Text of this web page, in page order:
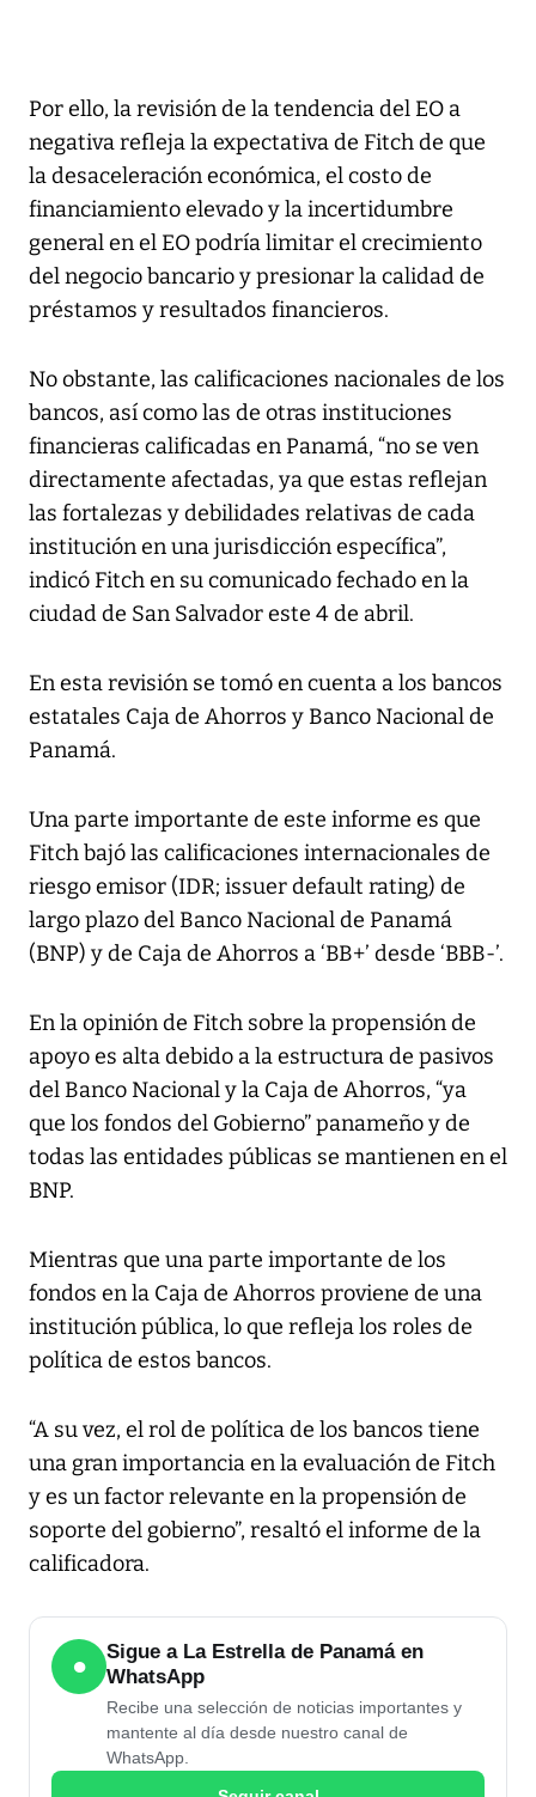
Por ello, la revisión de la tendencia del EO a
negativa refleja la expectativa de Fitch de que
la desaceleración económica, el costo de
financiamiento elevado y la incertidumbre
general en el EO podría limitar el crecimiento
del negocio bancario y presionar la calidad de
préstamos y resultados financieros.
No obstante, las calificaciones nacionales de los
bancos, así como las de otras instituciones
financieras calificadas en Panamá, “no se ven
directamente afectadas, ya que estas reflejan
las fortalezas y debilidades relativas de cada
institución en una jurisdicción específica”,
indicó Fitch en su comunicado fechado en la
ciudad de San Salvador este 4 de abril.
En esta revisión se tomó en cuenta a los bancos
estatales Caja de Ahorros y Banco Nacional de
Panamá.
Una parte importante de este informe es que
Fitch bajó las calificaciones internacionales de
riesgo emisor (IDR; issuer default rating) de
largo plazo del Banco Nacional de Panamá
(BNP) y de Caja de Ahorros a ‘BB+’ desde ‘BBB-’.
En la opinión de Fitch sobre la propensión de
apoyo es alta debido a la estructura de pasivos
del Banco Nacional y la Caja de Ahorros, “ya
que los fondos del Gobierno” panameño y de
todas las entidades públicas se mantienen en el
BNP.
Mientras que una parte importante de los
fondos en la Caja de Ahorros proviene de una
institución pública, lo que refleja los roles de
política de estos bancos.
“A su vez, el rol de política de los bancos tiene
una gran importancia en la evaluación de Fitch
y es un factor relevante en la propensión de
soporte del gobierno”, resaltó el informe de la
calificadora.
●
Sigue a La Estrella de Panamá en
WhatsApp
Recibe una selección de noticias importantes y
mantente al día desde nuestro canal de
WhatsApp.